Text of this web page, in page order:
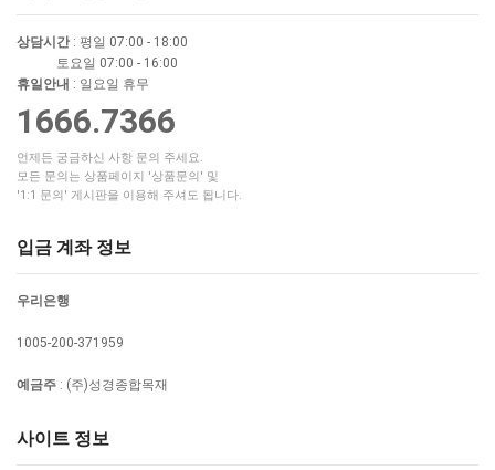
상담시간 : 평일 07:00 - 18:00
토요일 07:00 - 16:00
휴일안내 : 일요일 휴무
1666.7366
언제든 궁금하신 사항 문의 주세요.
모든 문의는 상품페이지 '상품문의' 및
'1:1 문의' 게시판을 이용해 주셔도 됩니다.
입금 계좌 정보
우리은행
1005-200-371959
예금주 : (주)성경종합목재
사이트 정보